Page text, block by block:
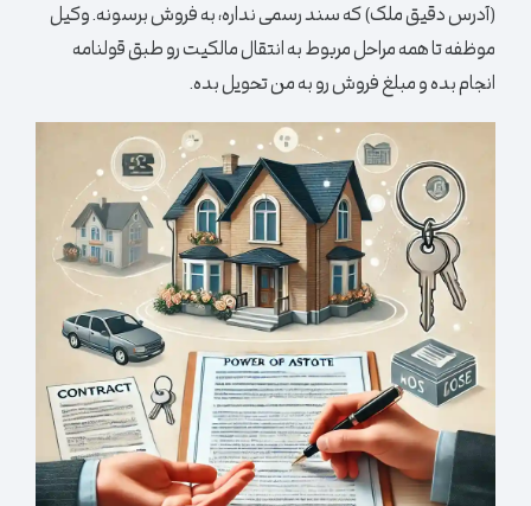
(آدرس دقیق ملک) که سند رسمی نداره، به فروش برسونه. وکیل
موظفه تا همه مراحل مربوط به انتقال مالکیت رو طبق قولنامه
انجام بده و مبلغ فروش رو به من تحویل بده.